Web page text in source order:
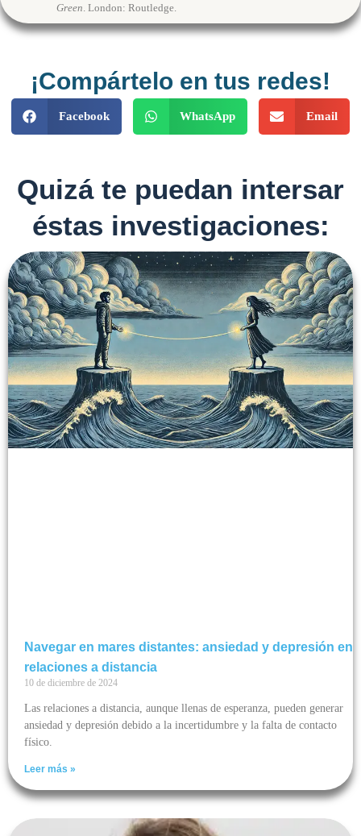
Green . London: Routledge.
¡Compártelo en tus redes!
Facebook WhatsApp Email
Quizá te puedan intersar
éstas investigaciones:
Navegar en mares distantes: ansiedad y depresión en
relaciones a distancia
10 de diciembre de 2024
Las relaciones a distancia, aunque llenas de esperanza, pueden generar
ansiedad y depresión debido a la incertidumbre y la falta de contacto
físico.
Leer más »